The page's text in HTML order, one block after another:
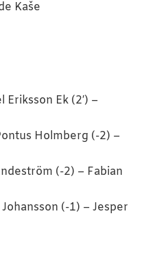
Kaše
Eriksson Ek (2′) –
Holmberg (-2) –
(-2) – Fabian
(-1) – Jesper